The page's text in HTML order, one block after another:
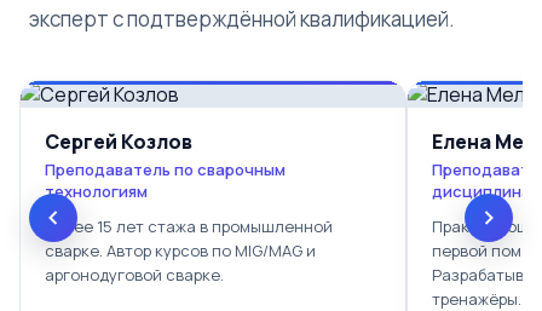
эксперт с подтверждённой квалификацией.
Сергей Козлов
Преподаватель по сварочным
технологиям
Более 15 лет стажа в промышленной
сварке. Автор курсов по MIG/MAG и
аргонодуговой сварке.
Елена
дисциплинам
первой
тренажёры.